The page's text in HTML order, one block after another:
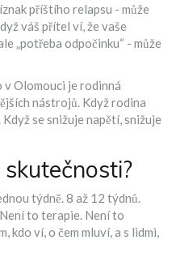
příštího relapsu - může
váš přítel ví, že vaše
„potřeba odpočinku“ - může
Olomouci je rodinná
nástrojů. Když rodina
se snižuje napětí, snižuje
týdně. 8 až 12 týdnů.
to terapie. Není to
kdo ví, o čem mluví, a s lidmi,